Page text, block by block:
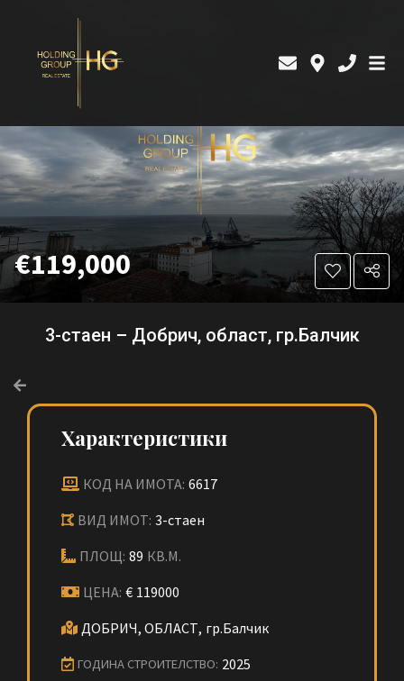
€119,000
3-стаен – Добрич, област, гр.Балчик
Характеристики
КОД НА ИМОТА: 6617
ВИД ИМОТ: 3-стаен
ПЛОЩ: 89 КВ.М.
ЦЕНА: € 119000
ДОБРИЧ, ОБЛАСТ, гр.Балчик
ГОДИНА СТРОИТЕЛСТВО: 2025